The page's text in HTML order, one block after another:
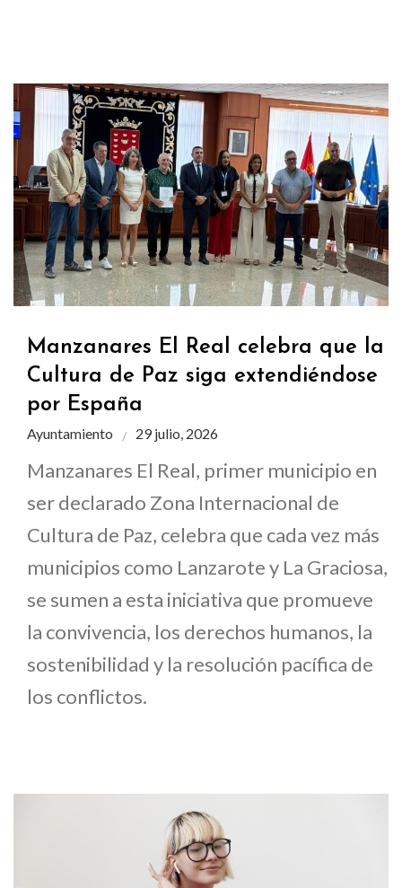
Manzanares El Real celebra que la
Cultura de Paz siga extendiéndose
por España
Ayuntamiento 29 julio, 2026
Manzanares El Real, primer municipio en
ser declarado Zona Internacional de
Cultura de Paz, celebra que cada vez más
municipios como Lanzarote y La Graciosa,
se sumen a esta iniciativa que promueve
la convivencia, los derechos humanos, la
sostenibilidad y la resolución pacífica de
los conflictos.